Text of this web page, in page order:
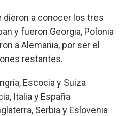
dieron a conocer los tres
y fueron Georgia, Polonia
a Alemania, por ser el
restantes.
Escocia y Suiza
Italia y España
Serbia y Eslovenia